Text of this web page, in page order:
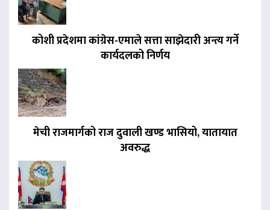
कोशी प्रदेशमा कांग्रेस-एमाले सत्ता साझेदारी अन्त्य गर्ने
कार्यदलको निर्णय
मेची राजमार्गको राज दुवाली खण्ड भासियो, यातायात
अवरुद्ध